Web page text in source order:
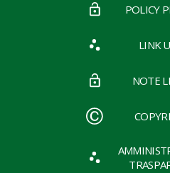
POLICY
LINK
NOTE